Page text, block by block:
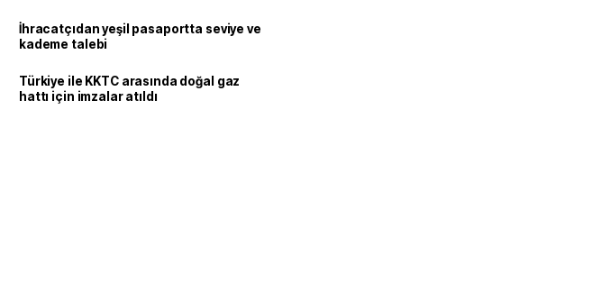
İhracatçıdan yeşil pasaportta seviye ve
kademe talebi
Türkiye ile KKTC arasında doğal gaz
hattı için imzalar atıldı